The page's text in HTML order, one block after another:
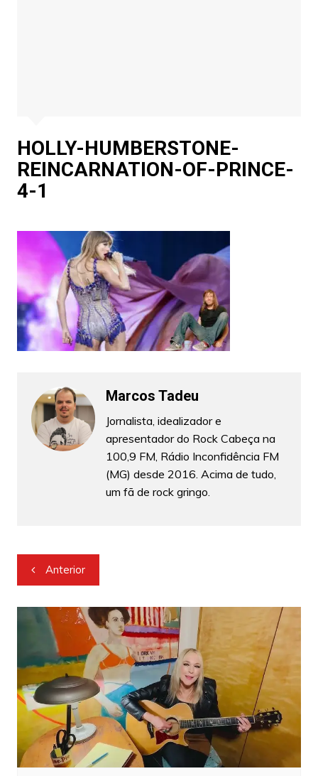
HOLLY-HUMBERSTONE-
REINCARNATION-OF-PRINCE-
4-1
Marcos Tadeu
Jornalista, idealizador e
apresentador do Rock Cabeça na
100,9 FM, Rádio Inconfidência FM
(MG) desde 2016. Acima de tudo,
um fã de rock gringo.
Navegação
de
Post
Anterior